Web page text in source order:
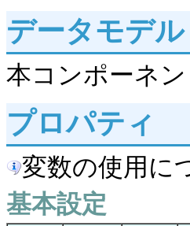
データモデル
本コンポーネ
プロパティ
変数の使用に
基本設定